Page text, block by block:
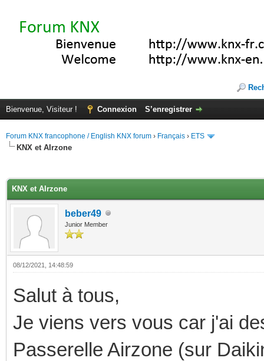
Bienvenue, Visiteur ! Connexion S’enregistrer
Forum KNX francophone / English KNX forum › Français › ETS
KNX et AIrzone
KNX et AIrzone
beber49
Junior Member
08/12/2021, 14:48:59
Salut à tous,
Je viens vers vous car j'ai
Passerelle Airzone (sur